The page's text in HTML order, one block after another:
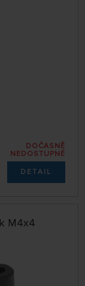
DOČASNĚ
NEDOSTUPNÉ
DETAIL
M4x4